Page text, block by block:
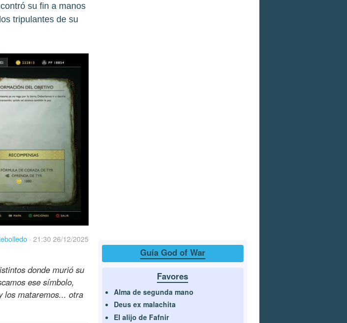
su fin a manos
tripulantes de su
· 21:30 26/12/2025
donde murió su
ese símbolo,
los mataremos... otra
Guía God of War
Favores
Alma de segunda mano
Deus ex malachita
El alijo de Fafnir